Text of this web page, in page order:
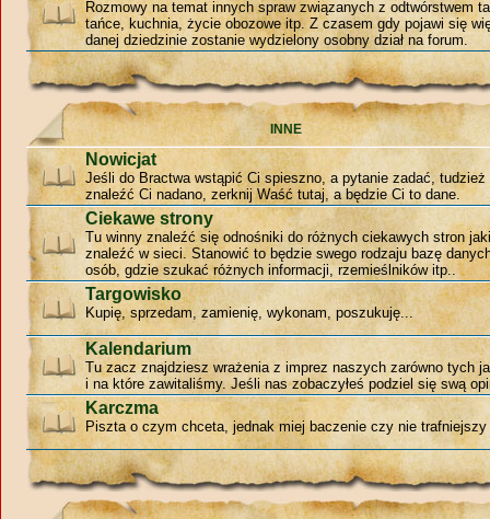
Rozmowy na temat innych spraw związanych z odtwórstwem
tańce, kuchnia, życie obozowe itp. Z czasem gdy pojawi się
danej dziedzinie zostanie wydzielony osobny dział na forum.
INNE
Nowicjat
Jeśli do Bractwa wstąpić Ci spieszno, a pytanie zadać, tudzież
znaleźć Ci nadano, zerknij Waść tutaj, a będzie Ci to dane.
Ciekawe strony
Tu winny znaleźć się odnośniki do różnych ciekawych stron
znaleźć w sieci. Stanowić to będzie swego rodzaju bazę
osób, gdzie szukać różnych informacji, rzemieślników itp..
Targowisko
Kupię, sprzedam, zamienię, wykonam, poszukuję...
Kalendarium
Tu zacz znajdziesz wrażenia z imprez naszych zarówno tych
i na które zawitaliśmy. Jeśli nas zobaczyłeś podziel się swą
Karczma
Piszta o czym chceta, jednak miej baczenie czy nie trafniejszy